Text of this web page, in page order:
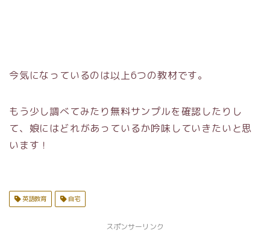
今気になっているのは以上6つの教材です。
もう少し調べてみたり無料サンプルを確認したりし
て、娘にはどれがあっているか吟味していきたいと思
います！
英語教育 自宅
スポンサーリンク